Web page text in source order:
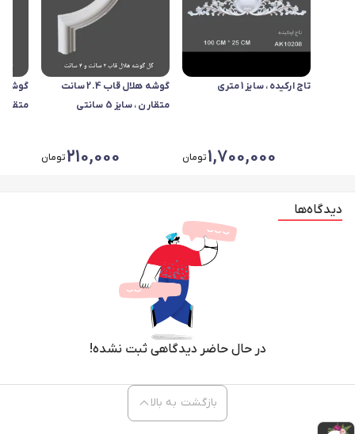
تاج ارکیده ، سایز 1 متری
1,700,000تومان
گوشه هلال قاب 2.4 سانت
متقارن ، سایز 5 سانتی
210,000تومان
متقارن ،
دیدگاه‌ها
در حال حاضر دیدگاهی ثبت نشده!
بازگشت به بالا